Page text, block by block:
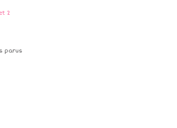
2
parus